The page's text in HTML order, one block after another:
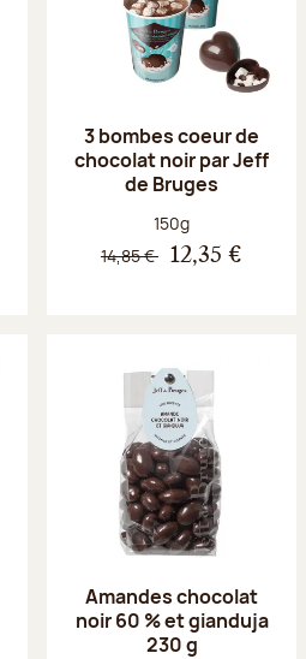
3 bombes coeur de
chocolat noir par Jeff
de Bruges
Poids net :
150g
14,85 € 12,35 €
Amandes chocolat
noir 60 % et gianduja
230 g